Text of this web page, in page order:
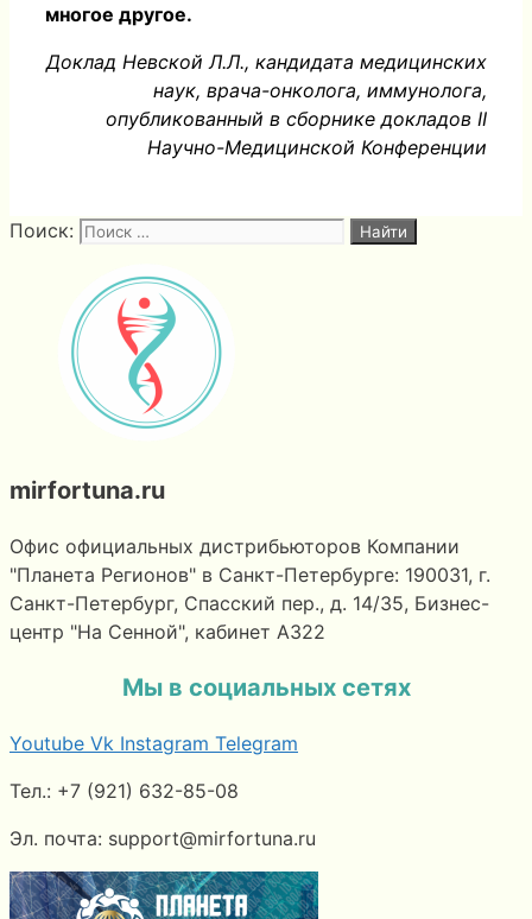
многое другое.
Доклад Невской Л.Л., кандидата медицинских
наук, врача-онколога, иммунолога,
опубликованный в сборнике докладов II
Научно-Медицинской Конференции
Поиск:
mirfortuna.ru
Офис официальных дистрибьюторов Компании
"Планета Регионов" в Санкт-Петербурге: 190031, г.
Санкт-Петербург, Спасский пер., д. 14/35, Бизнес-
центр "На Сенной", кабинет А322
Мы в социальных сетях
Youtube Vk Instagram Telegram
Тел.: +7 (921) 632-85-08
Эл. почта: support@mirfortuna.ru